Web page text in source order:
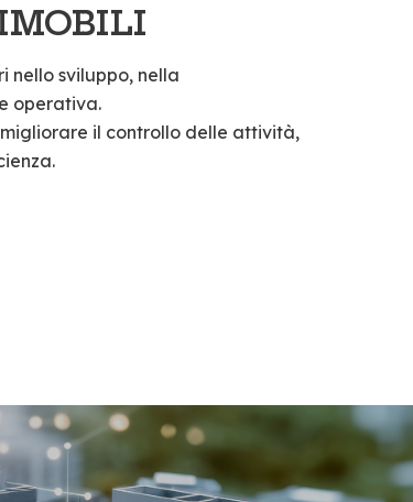
nello sviluppo, nella
operativa.
il controllo delle attività,